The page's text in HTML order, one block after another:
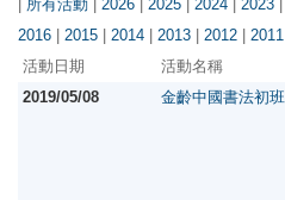
| 所有活動 | 2026 | 2025 | 2024 | 2023 |
2016 | 2015 | 2014 | 2013 | 2012 | 2011
活動日期
活動名稱
2019/05/08
金齡中國書法初班